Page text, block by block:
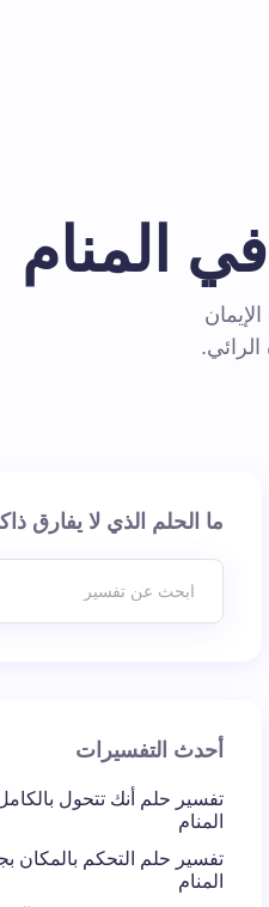
المنام
ما الحلم الذي لا يفارق
أحدث التفسيرات
تفسير حلم أنك تتحول
المنام
تفسير حلم التحكم بالمكان
المنام